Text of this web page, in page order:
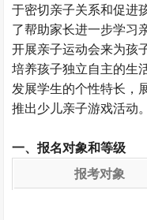
于密切亲子关系和促进
了帮助家长进一步学习
开展亲子运动会来为孩
培养孩子独立自主的生
发展学生的个性特长，
推出少儿亲子游戏活动。
一、报名对象和等级
报考对象